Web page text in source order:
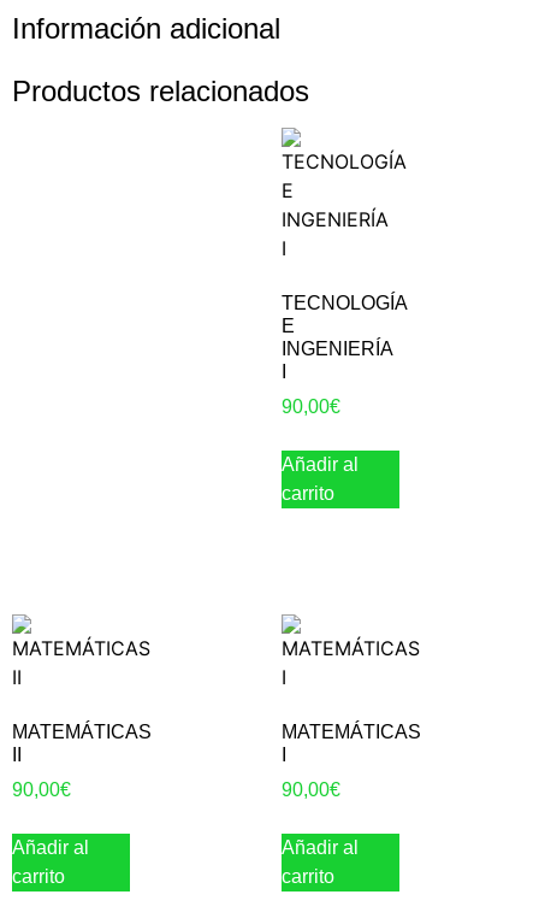
Información adicional
Productos relacionados
TECNOLOGÍA
E
INGENIERÍA
90,00€
Añadir al
carrito
MATEMÁTICAS
90,00€
Añadir al
carrito
MATEMÁTICAS
90,00€
Añadir al
carrito